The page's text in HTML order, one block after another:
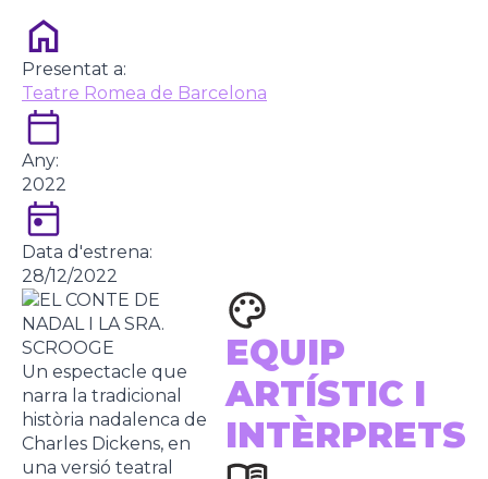
Presentat a:
Teatre Romea de Barcelona
Any:
2022
Data d'estrena:
28/12/2022
Un espectacle que
narra la tradicional
història nadalenca de
Charles Dickens, en
una versió teatral
EQUIP
ARTÍSTIC I
INTÈRPRETS